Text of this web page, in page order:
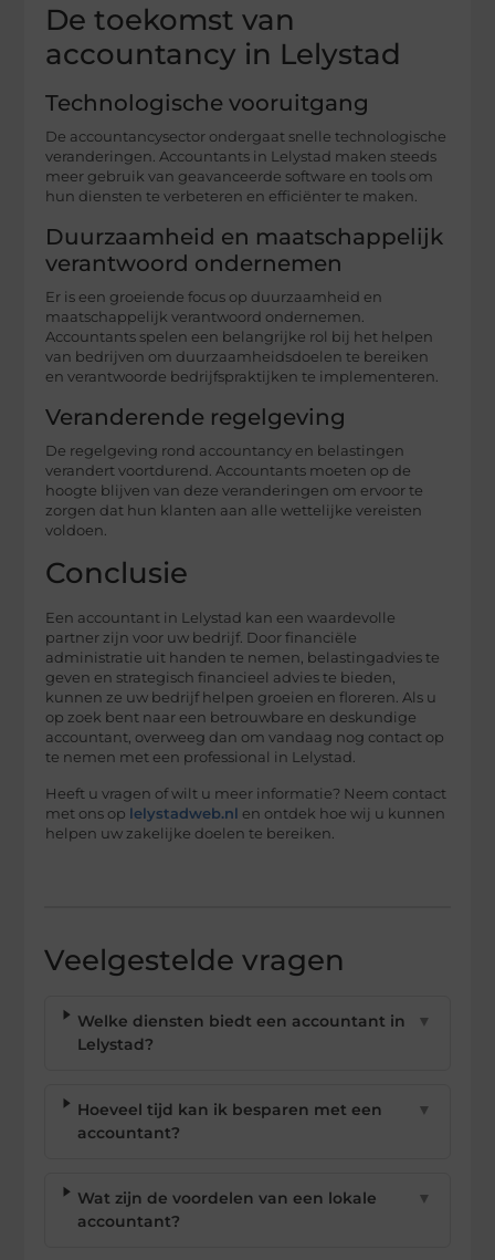
De toekomst van
accountancy in Lelystad
Technologische vooruitgang
De accountancysector ondergaat snelle technologische
veranderingen. Accountants in Lelystad maken steeds
meer gebruik van geavanceerde software en tools om
hun diensten te verbeteren en efficiënter te maken.
Duurzaamheid en maatschappelijk
verantwoord ondernemen
Er is een groeiende focus op duurzaamheid en
maatschappelijk verantwoord ondernemen.
Accountants spelen een belangrijke rol bij het helpen
van bedrijven om duurzaamheidsdoelen te bereiken
en verantwoorde bedrijfspraktijken te implementeren.
Veranderende regelgeving
De regelgeving rond accountancy en belastingen
verandert voortdurend. Accountants moeten op de
hoogte blijven van deze veranderingen om ervoor te
zorgen dat hun klanten aan alle wettelijke vereisten
voldoen.
Conclusie
Een accountant in Lelystad kan een waardevolle
partner zijn voor uw bedrijf. Door financiële
administratie uit handen te nemen, belastingadvies te
geven en strategisch financieel advies te bieden,
kunnen ze uw bedrijf helpen groeien en floreren. Als u
op zoek bent naar een betrouwbare en deskundige
accountant, overweeg dan om vandaag nog contact op
te nemen met een professional in Lelystad.
Heeft u vragen of wilt u meer informatie? Neem contact
met ons op lelystadweb.nl en ontdek hoe wij u kunnen
helpen uw zakelijke doelen te bereiken.
Veelgestelde vragen
Welke diensten biedt een accountant in
Lelystad?
▼
Hoeveel tijd kan ik besparen met een
accountant?
▼
Wat zijn de voordelen van een lokale
accountant?
▼